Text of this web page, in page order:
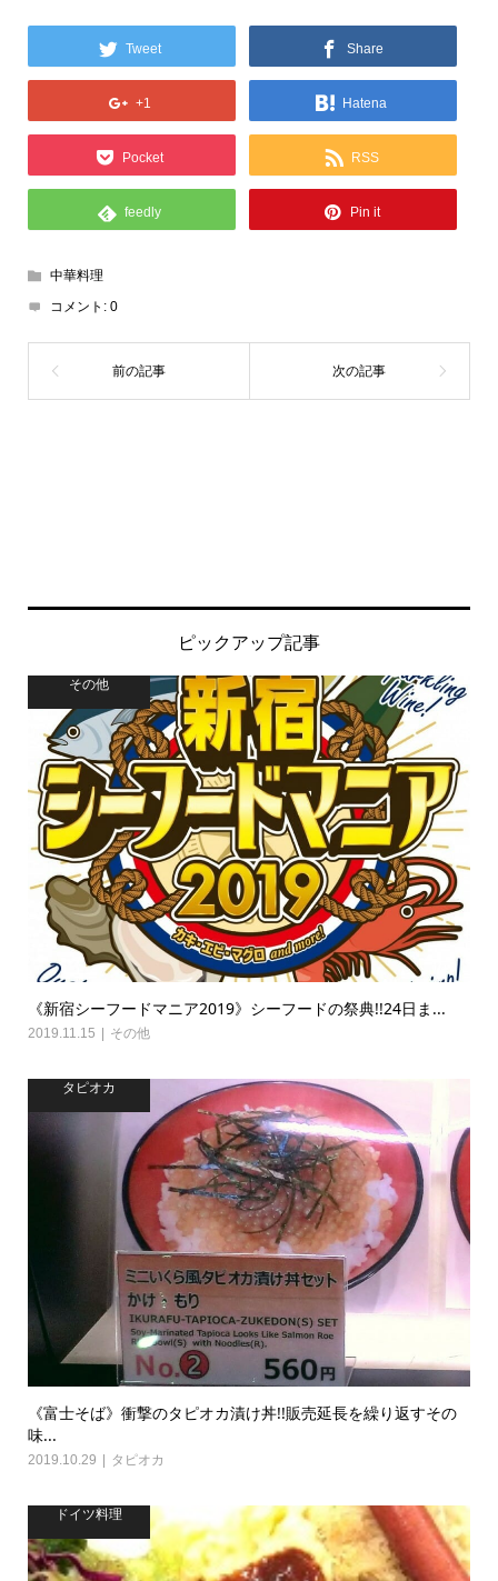
Tweet Share
+1 Hatena
Pocket RSS
feedly Pin it
中華料理
コメント: 0
ピックアップ記事
その他
《新宿シーフードマニア2019》シーフードの祭典!!24日ま...
2019.11.15 その他
タピオカ
《富士そば》衝撃のタピオカ漬け丼!!販売延長を繰り返すその
味...
2019.10.29 タピオカ
ドイツ料理